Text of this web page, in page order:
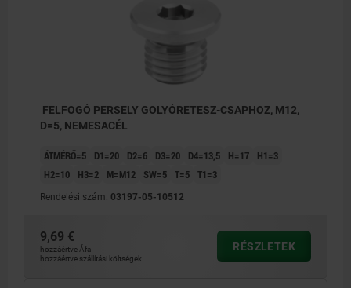
FELFOGÓ PERSELY GOLYÓRETESZ-CSAPHOZ, M12,
D=5, NEMESACÉL
ÁTMÉRŐ=5 D1=20 D2=6 D3=20 D4=13,5 H=17
H1=3
H2=10
H3=2 M=M12 SW=5 T=5 T1=3
Rendelési szám: 03197-05-10512
9,69 €
hozzáértve Áfa
hozzáértve szállítási költségek
RÉSZLETEK